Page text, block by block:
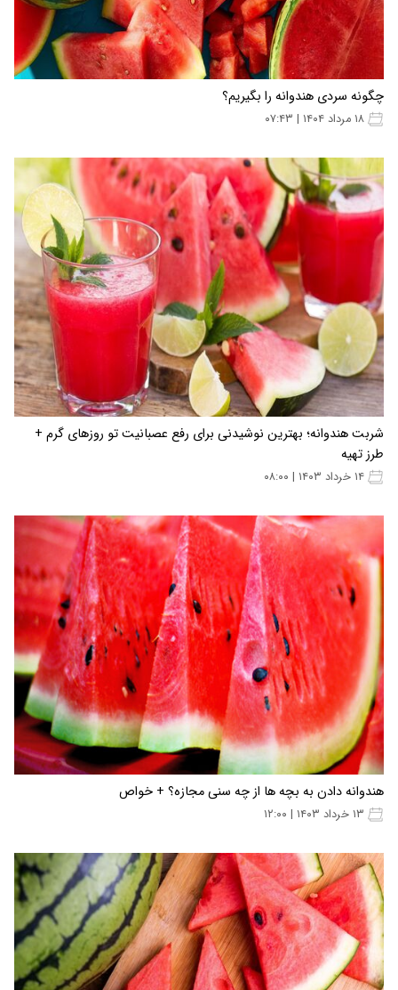
چگونه سردی هندوانه را بگیریم؟
شربت هندوانه؛ بهترین نوشیدنی برای رفع عصبانیت تو روزهای گرم +
طرز تهیه
هندوانه دادن به بچه ها از چه سنی مجازه؟ + خواص